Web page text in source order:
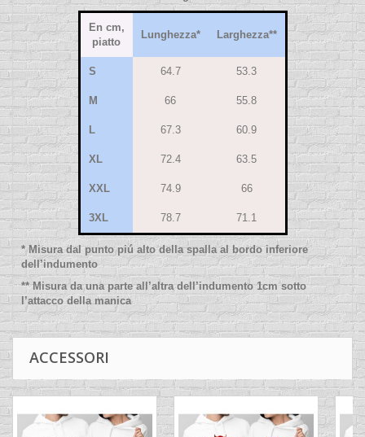
En cm,
piatto
Lunghezza* Larghezza**
S 64.7 53.3
M 66 55.8
L 67.3 60.9
XL 72.4 63.5
XXL 74.9 66
3XL 78.7 71.1
* Misura dal punto piú alto della spalla al bordo inferiore
dell’indumento
** Misura da una parte all’altra dell’indumento 1cm sotto
l’attacco della manica
ACCESSORI